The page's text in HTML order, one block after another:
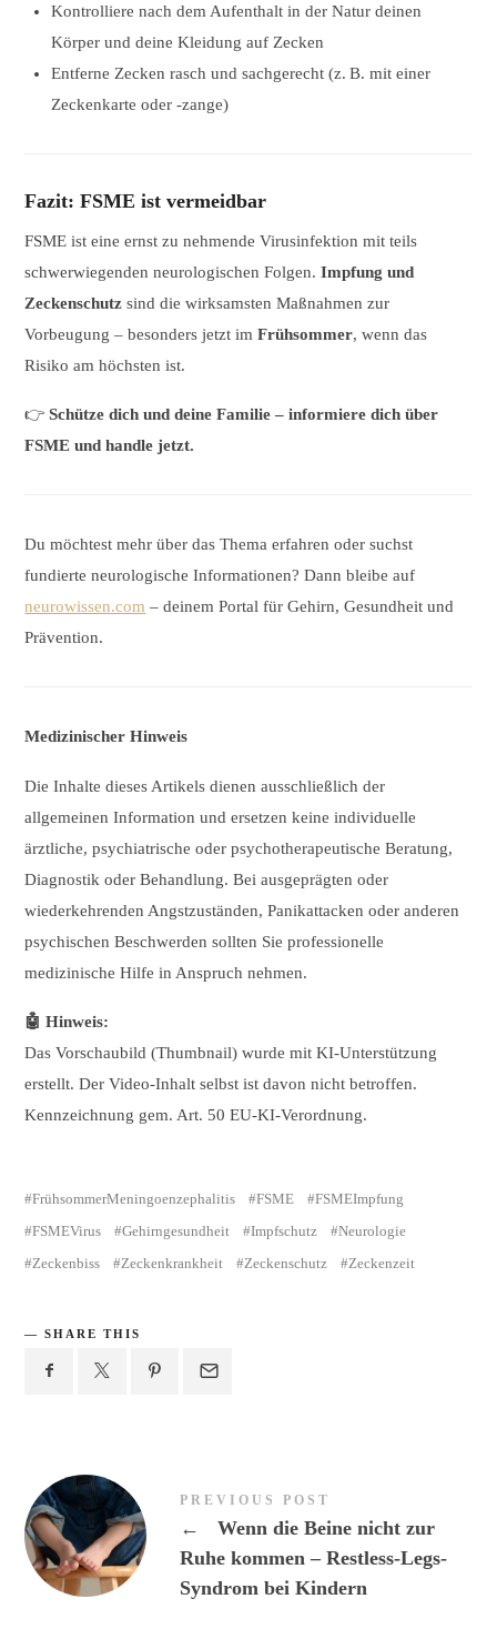
Kontrolliere nach dem Aufenthalt in der Natur deinen
Körper und deine Kleidung auf Zecken
Entferne Zecken rasch und sachgerecht (z. B. mit einer
Zeckenkarte oder -zange)
Fazit: FSME ist vermeidbar
FSME ist eine ernst zu nehmende Virusinfektion mit teils
schwerwiegenden neurologischen Folgen.Impfung und
Zeckenschutz sind die wirksamsten Maßnahmen zur
Vorbeugung – besonders jetzt imFrühsommer, wenn das
Risiko am höchsten ist.
👉Schütze dich und deine Familie – informiere dich über
FSME und handle jetzt.
Du möchtest mehr über das Thema erfahren oder suchst
fundierte neurologische Informationen? Dann bleibe auf
neurowissen.com – deinem Portal für Gehirn, Gesundheit und
Prävention.
Medizinischer Hinweis
Die Inhalte dieses Artikels dienen ausschließlich der
allgemeinen Information und ersetzen keine individuelle
ärztliche, psychiatrische oder psychotherapeutische Beratung,
Diagnostik oder Behandlung. Bei ausgeprägten oder
wiederkehrenden Angstzuständen, Panikattacken oder anderen
psychischen Beschwerden sollten Sie professionelle
medizinische Hilfe in Anspruch nehmen.
🤖 Hinweis:
Das Vorschaubild (Thumbnail) wurde mit KI-Unterstützung
erstellt. Der Video-Inhalt selbst ist davon nicht betroffen.
Kennzeichnung gem. Art. 50 EU-KI-Verordnung.
FrühsommerMeningoenzephalitis FSME
FSMEImpfung
FSMEVirus
Gehirngesundheit Impfschutz
Neurologie
Zeckenbiss
Zeckenkrankheit Zeckenschutz Zeckenzeit
SHARE THIS
PREVIOUS POST
←
Wenn die Beine nicht zur
Ruhe kommen – Restless-Legs-
Syndrom bei Kindern